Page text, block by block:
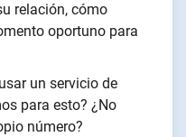
relación, cómo
oportuno para
un servicio de
para esto? ¿No
número?